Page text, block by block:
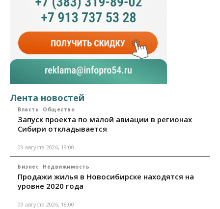
Лента новостей
Власть Общество
Запуск проекта по малой авиации в регионах
Сибири откладывается
09 августа 2026, 19:00
Бизнес Недвижимость
Продажи жилья в Новосибирске находятся на
уровне 2020 года
09 августа 2026, 18:00